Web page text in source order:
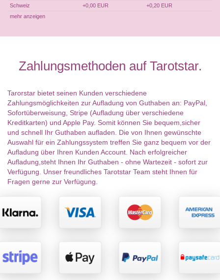
Schweiz
+0,00 EUR
+0,20 EUR
mehr anzeigen
Zahlungsmethoden auf Tarotstar.
Tarorstar bietet seinen Kunden verschiedene
Zahlungsmöglichkeiten zur Aufladung von Guthaben an: PayPal,
Sofortüberweisung, Stripe (Aufladung über verschiedene
Kreditkarten) und Apple Pay. Somit können Sie bequem,sicher
und schnell Ihr Guthaben aufladen. Die von Ihnen gewünschte
Auswahl für ein Zahlungssystem treffen Sie ganz bequem vor der
Aufladung über Ihren Kunden Account. Nach erfolgreicher
Aufladung,steht Ihnen Ihr Guthaben - ohne Wartezeit - sofort zur
Verfügung. Unser freundliches Tarotstar Team steht Ihnen für
Fragen gerne zur Verfügung.